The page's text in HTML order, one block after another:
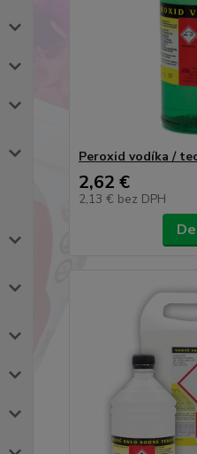
Peroxid vodíka /
2,62 €
2,13 € bez DPH